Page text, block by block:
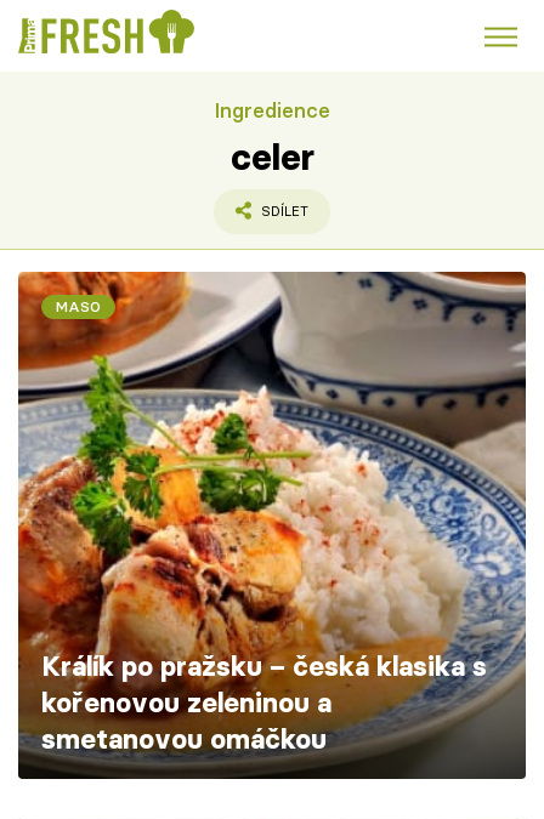
Polévky k večeři
Čokoláda
Témata
Recepty
Články
TV Program
Škola vaření
Recepty z TV
Speciál: Cuketa
Těhotnej kuchař
Ingredience
celer
SDÍLET
MASO
Králík po pražsku – česká klasika s
kořenovou zeleninou a
smetanovou omáčkou